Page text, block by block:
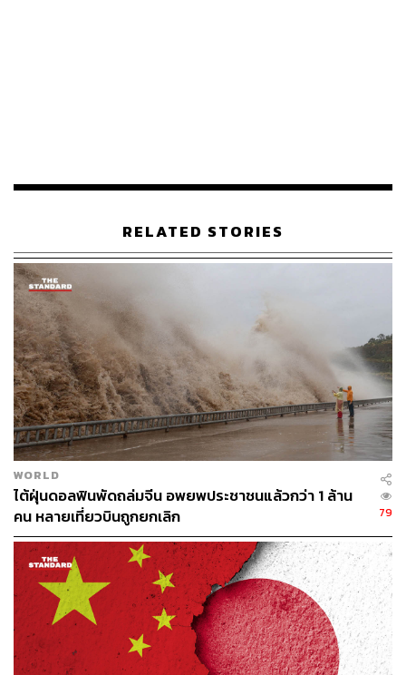
หนึ่งของไทย ซึ่งอาจเป็นตัวกำหนดทิศทางการลงทุนในอีก
รากฐานที่มั่นคงในวันที่โลกไม่เหมือนเดิม
ข้อมูลจากทั้งองค์การส่งเสริมการค้าต่างประเทศของญี่ปุ่น
(JETRO) และคณะกรรมการส่งเสริมการลงทุน (BOI) ล้วน
ยืนยันสถานะของญี่ปุ่นในฐานะนักลงทุนอันดับหนึ่งของไทย
มาอย่างต่อเนื่อง ด้วยเม็ดเงินลงทุนสะสมหลายล้านล้านบาท
และบริษัทญี่ปุ่นกว่า 6,000 แห่งที่ดำเนินกิจการในไทย ความ
สำเร็จนี้ไม่ได้เกิดขึ้นจากตัวเลขเพียงอย่างเดียว แต่เกิดจากสิ่ง
ที่ท่านทูตโอตากะเรียกว่า ‘ความไว้วางใจและความเข้าใจ’ ที่
หยั่งรากลึก
“ปัจจัยสำคัญคือความสัมพันธ์อันยาวนานระหว่างญี่ปุ่นกับ
ไทยที่ย้อนกลับไปได้ถึงสมัยอยุธยา ความไว้วางใจและความ
เข้าใจคือรากฐานสำคัญที่ทำให้ทั้งสองประเทศสามารถ
ทำงานร่วมกันได้อย่างแท้จริงครับ”
รากฐานที่แข็งแกร่งนี้คือภูมิคุ้มกันที่ทำให้ความร่วมมือทาง
เศรษฐกิจรอดพ้นจากวิกฤตมาได้หลายครั้ง แต่ความท้าทาย
RELATED STORIES
WORLD
ไต้ฝุ่นดอลฟินพัดถล่มจีน อพยพประชาชนแล้วกว่า 1 ล้าน
คน หลายเที่ยวบินถูกยกเลิก
79